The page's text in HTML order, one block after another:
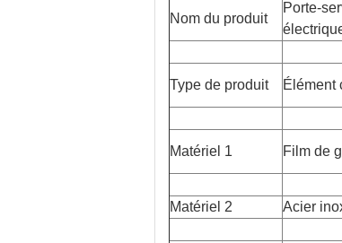
Nom du produit
Porte-
Type de produit Élément
Matériel 1 Film de
Matériel 2 Acier